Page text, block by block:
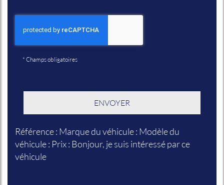
* Champs obligatoires
Référence : Marque du véhicule : Modèle du
véhicule : Prix : Bonjour, je suis intéressé par ce
véhicule